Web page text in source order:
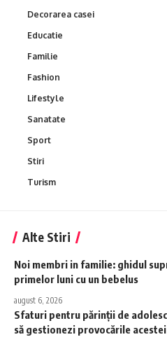
Decorarea casei
Educatie
Familie
Fashion
Lifestyle
Sanatate
Sport
Stiri
Turism
Alte Stiri
Noi membri in familie: ghidul
primelor luni cu un bebelus
august 6, 2026
Sfaturi pentru părinții de
să gestionezi provocările